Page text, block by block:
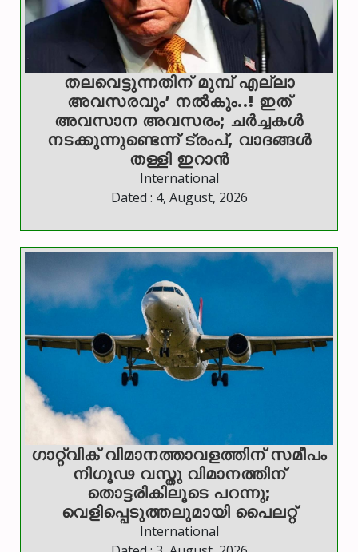
തലവെട്ടുന്നതിന് മുമ്പ് എല്ലാ
അവസരവും’ നൽകും..! ഇത്
അവസാന അവസരം; ചർച്ചകൾ
നടക്കുന്നുണ്ടെന്ന് ട്രംപ്, വാദങ്ങൾ
തള്ളി ഇറാൻ
International
Dated : 4, August, 2026
ഗാറ്റ്‌വിക് വിമാനത്താവളത്തിന് സമീപം
നിഗൂഢ വസ്തു വിമാനത്തിന്
തൊട്ടരികിലൂടെ പറന്നു;
വെളിപ്പെടുത്തലുമായി പൈലറ്റ്
International